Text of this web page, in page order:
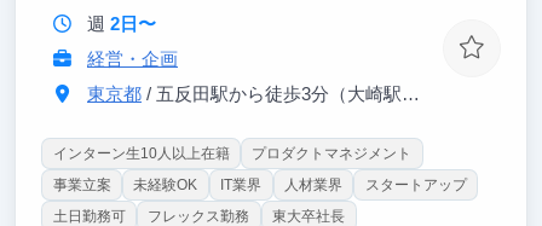
週 2日〜
経営・企画
東京都/ 五反田駅から徒歩3分（大崎駅から徒歩8分）
インターン生10人以上在籍
プロダクトマネジメント
事業立案
未経験OK IT業界 人材業界
スタートアップ
土日勤務可
フレックス勤務 東大卒社長